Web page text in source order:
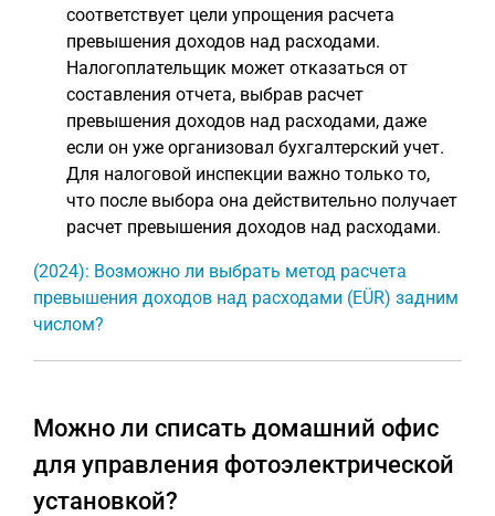
соответствует цели упрощения расчета
превышения доходов над расходами.
Налогоплательщик может отказаться от
составления отчета, выбрав расчет
превышения доходов над расходами, даже
если он уже организовал бухгалтерский учет.
Для налоговой инспекции важно только то,
что после выбора она действительно получает
расчет превышения доходов над расходами.
(2024): Возможно ли выбрать метод расчета
превышения доходов над расходами (EÜR) задним
числом?
Можно ли списать домашний офис
для управления фотоэлектрической
установкой?